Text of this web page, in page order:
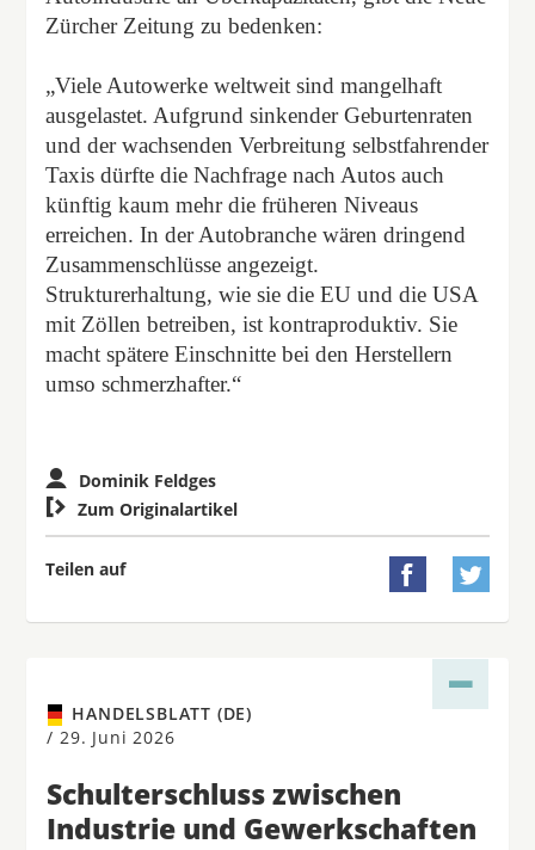
Zürcher Zeitung zu bedenken:
„Viele Autowerke weltweit sind mangelhaft
ausgelastet. Aufgrund sinkender Geburtenraten
und der wachsenden Verbreitung selbstfahrender
Taxis dürfte die Nachfrage nach Autos auch
künftig kaum mehr die früheren Niveaus
erreichen. In der Autobranche wären dringend
Zusammenschlüsse angezeigt.
Strukturerhaltung, wie sie die EU und die USA
mit Zöllen betreiben, ist kontraproduktiv. Sie
macht spätere Einschnitte bei den Herstellern
umso schmerzhafter.“
Dominik Feldges
 Zum Originalartikel
Teilen auf  
HANDELSBLATT (DE)
/ 29. Juni 2026
Schulterschluss zwischen
Industrie und Gewerkschaften